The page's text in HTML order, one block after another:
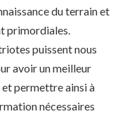
du terrain et
primordiales.
puissent nous
avoir un meilleur
permettre ainsi à
nécessaires